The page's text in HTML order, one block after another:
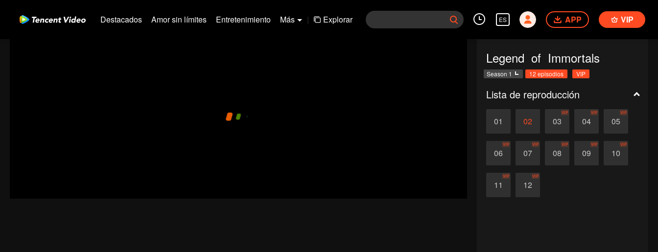
Destacados Amor sin límites Entretenimiento Más | Explorar ES APP VIP
Legend of Immortals
Season 1 12 episodios VIP
Lista de reproducción
01 02 03
VIP
04
VIP
05
VIP
06
VIP
07
VIP
08
VIP
09
VIP
10
VIP
11
VIP
12
VIP